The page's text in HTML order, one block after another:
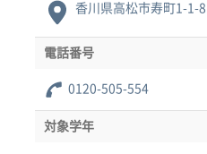
香川県高松市寿町1-1-
電話番号
0120-505-554
対象学年